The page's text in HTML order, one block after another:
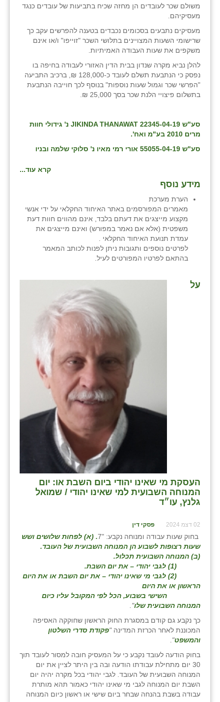
משולם שכר לעובדים הן מחזה שכיח בתביעות של עובדים כנגד
מעסיקיהם.
מעסיקים נתבעים בסכומים נכבדים בטענה להפרשים עקב כך
שרישומי השעות המצויינים בתלושי השכר "זוייפו" ו/או אינם
משקפים את שעות העבודה האמיתיות.
להלן נביא מקרה שנדון בבית הדין האזורי לעבודה בחיפה בו
נפסק כי הנתבעת תשלם לעובד כ-128,000 ₪, ברכיב התביעה
"הפרשי שכר וגמול שעות נוספות" בנוסף לכך חוייבה הנתבעת
בתשלום פיצויי הלנת שכר בסך 25,000 ₪.
סע"ש 22345-04-19 JIKINDA THANAWAT נ' גידולי חוות
מרים 2010 בע"מ ואח'.
סע"ש 55055-04-19 אורי רמי מאיו נ' סלוקי שלמה ובניו
קרא עוד...
מידע נוסף
הערת מערכת
מאמרים המפורסמים באתר האיחוד החקלאי על ידי אנשי
מקצוע מייצגים את דעתם בלבד, אינם מהווים חוות דעת
משפטית (אלא אם נאמר במפורש) ואינם מייצגים את
עמדת תנועת האיחוד החקלאי .
לפרטים נוספים ותגובות ניתן לפנות לכותב המאמר
בהתאם לפרטיו המפורטים לעיל.
על
העסקת מי שאינו יהודי ביום השבת או: יום
המנוחה השבועית למי שאינו יהודי / שמואל
גלנץ, עו״ד
02 דצמ 2024 פסקי דין
בחוק שעות עבודה ומנוחה נקבע: "7 . (א) לפחות שלושים ושש
שעות רצופות לשבוע הן המנוחה השבועית של העובד.
(ב) המנוחה השבועית תכלול.
(1) לגבי יהודי – את יום השבת.
(2) לגבי מי שאינו יהודי – את יום השבת או את היום
הראשון או את היום
השישי בשבוע, הכל לפי המקובל עליו כיום
המנוחה השבועית שלו".
כך נקבע גם קודם במסגרת החוק הראשון שחוקקה האסיפה
המכוננת לאחר הכרזת המדינה"פקודת סדרי השלטון
והמשפט"
בחוק הודעה לעובד נקבע כי על המעסיק חובה למסור לעובד תוך
30 יום מתחילת עבודתו הודעה ובה בין היתר לציין את יום
המנוחה השבועית של העובד. לגבי יהודי בכל מקרה יהיה יום
השבת יום המנוחה לגבי מי שאינו יהודי כאמור תהא מותרת
עבודה בשבת בהנחה שבחר ביום שישי או ראשון כיום המנוחה